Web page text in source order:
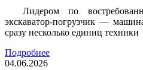
Лидером по
экскаватор-погрузчик —
сразу несколько единиц техники
Подробнее
04.06.2026